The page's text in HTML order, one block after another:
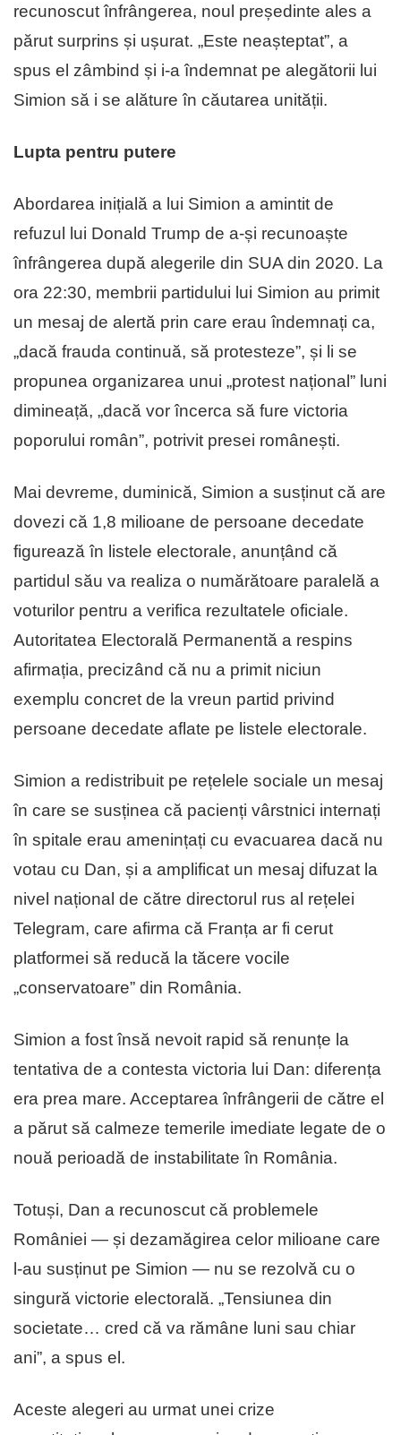
recunoscut înfrângerea, noul președinte ales a
părut surprins și ușurat. „Este neașteptat”, a
spus el zâmbind și i-a îndemnat pe alegătorii lui
Simion să i se alăture în căutarea unității.
Lupta pentru putere
Abordarea inițială a lui Simion a amintit de
refuzul lui Donald Trump de a-și recunoaște
înfrângerea după alegerile din SUA din 2020. La
ora 22:30, membrii partidului lui Simion au primit
un mesaj de alertă prin care erau îndemnați ca,
„dacă frauda continuă, să protesteze”, și li se
propunea organizarea unui „protest național” luni
dimineață, „dacă vor încerca să fure victoria
poporului român”, potrivit presei românești.
Mai devreme, duminică, Simion a susținut că are
dovezi că 1,8 milioane de persoane decedate
figurează în listele electorale, anunțând că
partidul său va realiza o numărătoare paralelă a
voturilor pentru a verifica rezultatele oficiale.
Autoritatea Electorală Permanentă a respins
afirmația, precizând că nu a primit niciun
exemplu concret de la vreun partid privind
persoane decedate aflate pe listele electorale.
Simion a redistribuit pe rețelele sociale un mesaj
în care se susținea că pacienți vârstnici internați
în spitale erau amenințați cu evacuarea dacă nu
votau cu Dan, și a amplificat un mesaj difuzat la
nivel național de către directorul rus al rețelei
Telegram, care afirma că Franța ar fi cerut
platformei să reducă la tăcere vocile
„conservatoare” din România.
Simion a fost însă nevoit rapid să renunțe la
tentativa de a contesta victoria lui Dan: diferența
era prea mare. Acceptarea înfrângerii de către el
a părut să calmeze temerile imediate legate de o
nouă perioadă de instabilitate în România.
Totuși, Dan a recunoscut că problemele
României — și dezamăgirea celor milioane care
l-au susținut pe Simion — nu se rezolvă cu o
singură victorie electorală. „Tensiunea din
societate… cred că va rămâne luni sau chiar
ani”, a spus el.
Aceste alegeri au urmat unei crize